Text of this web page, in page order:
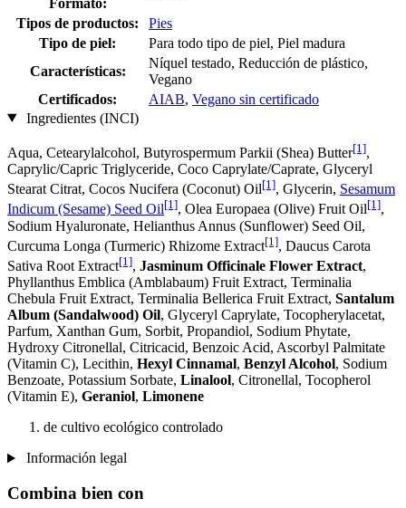
Tipos de productos:
Pies
Tipo de piel:
Para todo tipo de piel, Piel madura
Características:
Níquel testado, Reducción de plástico,
Vegano
Certificados:
AIAB, Vegano sin certificado
Ingredientes (INCI)
Aqua, Cetearylalcohol, Butyrospermum Parkii (Shea) Butter[1],
Caprylic/Capric Triglyceride, Coco Caprylate/Caprate, Glyceryl
Stearat Citrat, Cocos Nucifera (Coconut) Oil[1], Glycerin, Sesamum
Indicum (Sesame) Seed Oil[1], Olea Europaea (Olive) Fruit Oil[1],
Sodium Hyaluronate, Helianthus Annus (Sunflower) Seed Oil,
Curcuma Longa (Turmeric) Rhizome Extract[1], Daucus Carota
Sativa Root Extract[1], Jasminum Officinale Flower Extract,
Phyllanthus Emblica (Amblabaum) Fruit Extract, Terminalia
Chebula Fruit Extract, Terminalia Bellerica Fruit Extract, Santalum
Album (Sandalwood) Oil, Glyceryl Caprylate, Tocopherylacetat,
Parfum, Xanthan Gum, Sorbit, Propandiol, Sodium Phytate,
Hydroxy Citronellal, Citricacid, Benzoic Acid, Ascorbyl Palmitate
(Vitamin C), Lecithin, Hexyl Cinnamal, Benzyl Alcohol, Sodium
Benzoate, Potassium Sorbate, Linalool, Citronellal, Tocopherol
(Vitamin E), Geraniol, Limonene
de cultivo ecológico controlado
Información legal
Combina bien con